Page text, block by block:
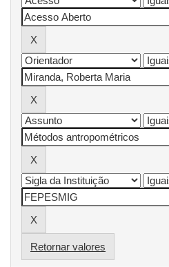
Retornar valores